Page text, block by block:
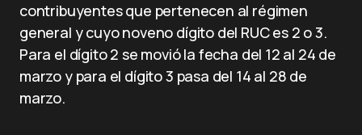
contribuyentes que pertenecen al régimen
general y cuyo noveno dígito del RUC es 2 o 3.
Para el dígito 2 se movió la fecha del 12 al 24 de
marzo y para el dígito 3 pasa del 14 al 28 de
marzo.